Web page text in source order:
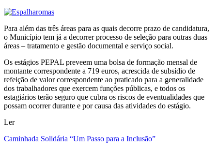
Para além das três áreas para as quais decorre prazo de candidatura,
o Município tem já a decorrer processo de seleção para outras duas
áreas – tratamento e gestão documental e serviço social.
Os estágios PEPAL preveem uma bolsa de formação mensal de
montante correspondente a 719 euros, acrescida de subsídio de
refeição de valor correspondente ao praticado para a generalidade
dos trabalhadores que exercem funções públicas, e todos os
estagiários terão seguro que cubra os riscos de eventualidades que
possam ocorrer durante e por causa das atividades do estágio.
Ler
Caminhada Solidária “Um Passo para a Inclusão”